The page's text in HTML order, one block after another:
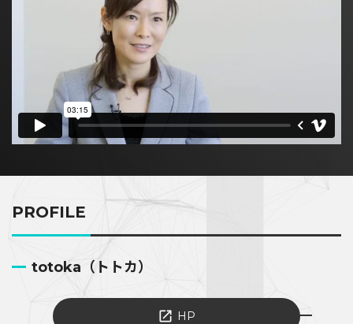
PROFILE
totoka（トトカ）
HP